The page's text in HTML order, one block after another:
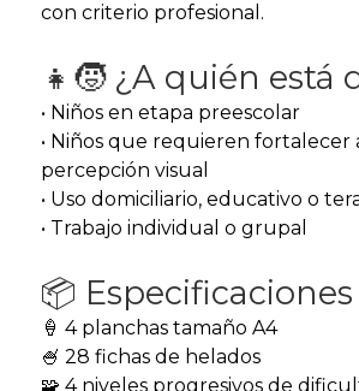
con criterio profesional.
👧🧒 ¿A quién está
• Niños en etapa preescolar
• Niños que requieren fortalecer
percepción visual
• Uso domiciliario, educativo o
• Trabajo individual o grupal
📦 Especificaciones
🍦 4 planchas tamaño A4
🍧 28 fichas de helados
🧩 4 niveles progresivos de